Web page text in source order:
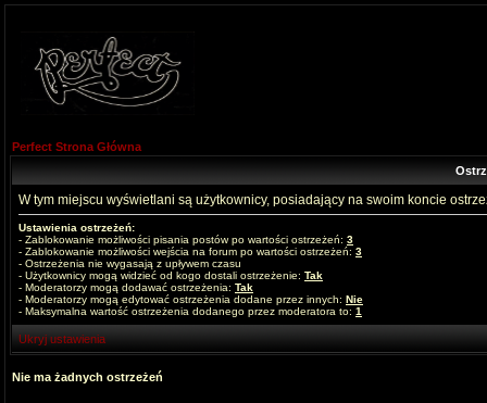
Perfect Strona Główna
W tym miejscu wyświetlani są użytkownicy, posiadający na swoim koncie
Ustawienia ostrzeżeń:
- Zablokowanie możliwości pisania postów po wartości ostrzeżeń: 3
- Zablokowanie możliwości wejścia na forum po wartości ostrzeżeń: 3
- Ostrzeżenia nie wygasają z upływem czasu
- Użytkownicy mogą widzieć od kogo dostali ostrzeżenie: Tak
- Moderatorzy mogą dodawać ostrzeżenia: Tak
- Moderatorzy mogą edytować ostrzeżenia dodane przez innych: Nie
- Maksymalna wartość ostrzeżenia dodanego przez moderatora to: 1
Ukryj ustawienia
Nie ma żadnych ostrzeżeń